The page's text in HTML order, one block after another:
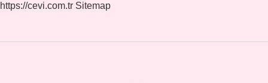
https://cevi.com.tr Sitemap